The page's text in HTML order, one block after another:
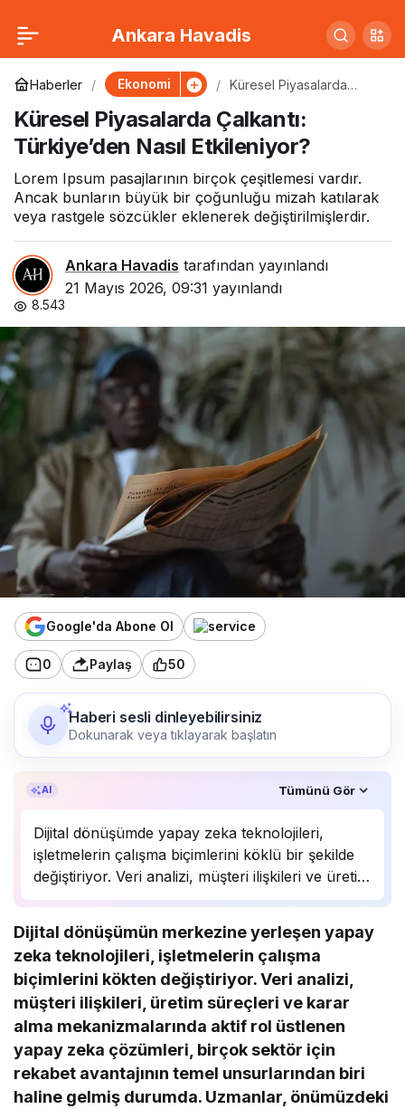
Ankara Havadis
Haberler Ekonomi
Küresel Piyasalarda
Nasıl Etkileniyor?
Küresel Piyasalarda Çalkantı:
Türkiye’den Nasıl Etkileniyor?
Lorem Ipsum pasajlarının birçok çeşitlemesi vardır.
Ancak bunların büyük bir çoğunluğu mizah katılarak
veya rastgele sözcükler eklenerek değiştirilmişlerdir.
Ankara Havadis tarafından yayınlandı
21 Mayıs 2026, 09:31 yayınlandı
8.543
Google'da Abone Ol
0 Paylaş 50
Haberi sesli dinleyebilirsiniz
Dokunarak veya tıklayarak başlatın
AI Tümünü Gör
Dijital dönüşümde yapay zeka teknolojileri,
işletmelerin çalışma biçimlerini köklü bir şekilde
değiştiriyor. Veri analizi, müşteri ilişkileri ve üretim
süreçlerinde önemli bir rol oynayan yapay zeka,
Uzmanlar, bu teknolojinin önümüzdeki yıllarda
daha da yaygınlaşarak…
Dijital dönüşümün merkezine yerleşen yapay
zeka teknolojileri, işletmelerin çalışma
biçimlerini kökten değiştiriyor. Veri analizi,
müşteri ilişkileri, üretim süreçleri ve karar
alma mekanizmalarında aktif rol üstlenen
yapay zeka çözümleri, birçok sektör için
rekabet avantajının temel unsurlarından biri
haline gelmiş durumda. Uzmanlar, önümüzdeki
Enflasyon Rakamları
Açıklandı: Vatandaş
Nasıl Etkilenecek?
0 Paylaş